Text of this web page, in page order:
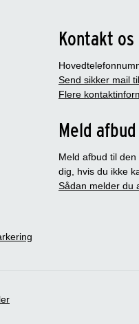
Kontakt os
Send sikker mail
Flere
Meld afbud
Meld afbud til
dig, hvis du ikke
Sådan melder du